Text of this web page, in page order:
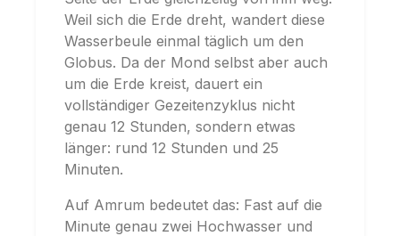
Weil sich die Erde dreht, wandert diese
Wasserbeule einmal täglich um den
Globus. Da der Mond selbst aber auch
um die Erde kreist, dauert ein
vollständiger Gezeitenzyklus nicht
genau 12 Stunden, sondern etwas
länger: rund 12 Stunden und 25
Minuten.
Auf Amrum bedeutet das: Fast auf die
Minute genau zwei Hochwasser und